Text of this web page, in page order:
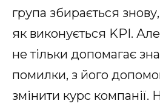
група збирається
як виконується KPI. Але
не тільки допомагає
помилки, з його
змінити курс компанії.